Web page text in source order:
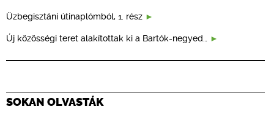
Üzbegisztáni útinaplómból, 1. rész
Új közösségi teret alakítottak ki a Bartók-negyed…
SOKAN OLVASTÁK